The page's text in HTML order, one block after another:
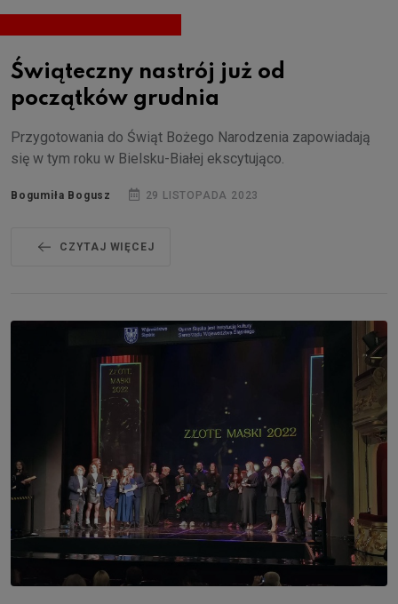
Świąteczny nastrój już od
początków grudnia
Przygotowania do Świąt Bożego Narodzenia zapowiadają
się w tym roku w Bielsku-Białej ekscytująco.
Bogumiła Bogusz 29 LISTOPADA 2023
CZYTAJ WIĘCEJ